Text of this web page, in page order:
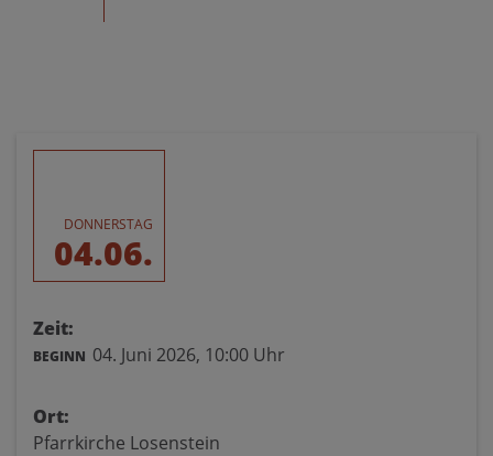
DONNERSTAG
04.06.
Zeit:
BEGINN 04. Juni 2026, 10:00 Uhr
Ort:
Pfarrkirche Losenstein